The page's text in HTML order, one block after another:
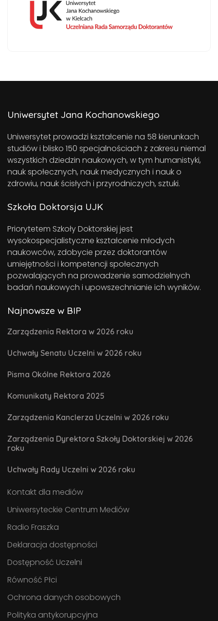
Uniwersytet Jana Kochanowskiego
Uniwersytet prowadzi kształcenie na 58 kierunkach
studiów i blisko 150 specjalnościach z zakresu niemal
wszystkich dziedzin naukowych, w tym humanistyki,
nauk społecznych, nauk medycznych i nauk o
zdrowiu, nauk ścisłych i przyrodniczych, sztuki.
Szkoła Doktorsja UJK
Priorytetem Szkoły Doktorskiej jest
wysokospecjalistyczne kształcenie młodych
naukowców, zdobycie przez doktorantów
umiejętności i kompetencji społecznych
pozwalających na prowadzenie samodzielnych
badań naukowych i upowszechnianie ich wyników.
Najnowsze w BIP
Zarządzenia Rektora w 2026 roku
Uchwały Senatu Uczelni w 2026 roku
Pisma Okólne Rektora 2026
Komunikaty Rektora 2025
Zarządzenia Kanclerza Uczelni w 2026 roku
Zarządzenia Dyrektora Szkoły Doktorskiej w 2026
roku
Uchwały Rady Uczelni w 2026 roku
Kontakt dla mediów
Uniwersyteckie Centrum Mediów
Radio Fraszka
Deklaracja dostępności
Dostępność Uczelni
Równość Płci
Ochrona danych osobowych
Polityka antykorupcyjna